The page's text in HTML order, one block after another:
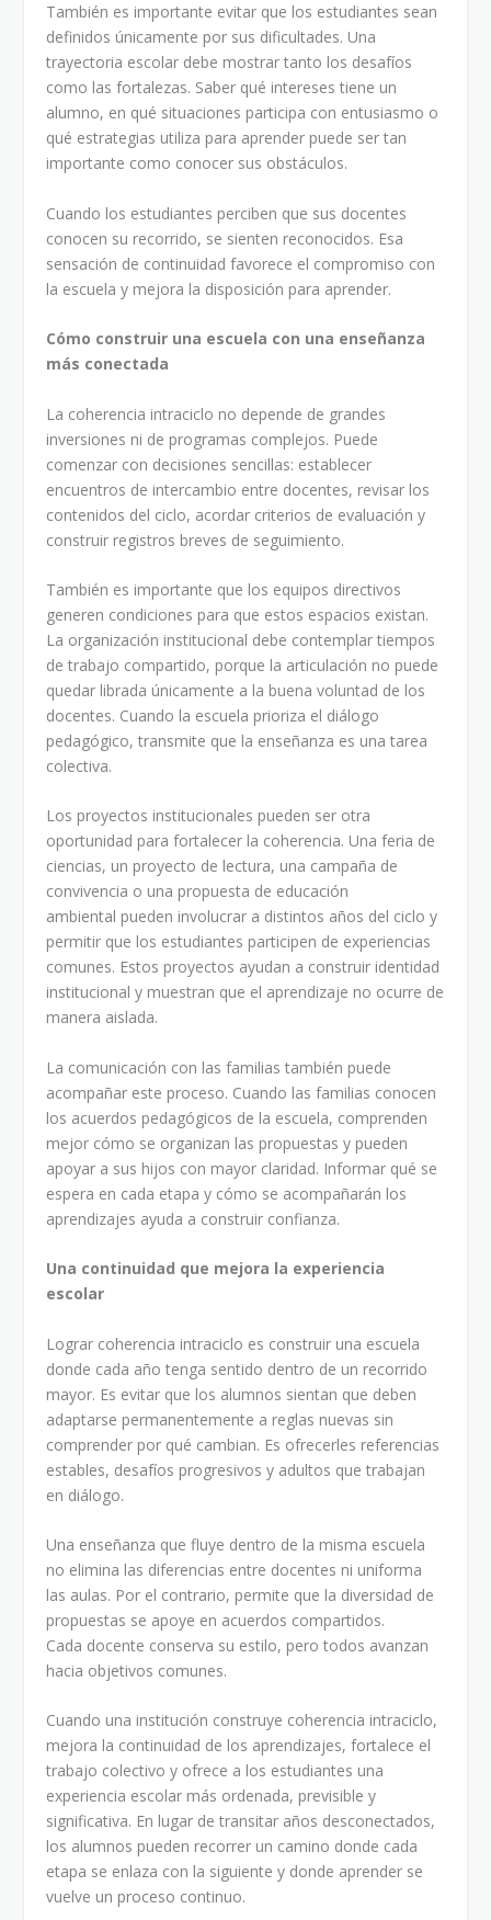
También es importante evitar que los estudiantes sean
definidos únicamente por sus dificultades. Una
trayectoria escolar debe mostrar tanto los desafíos
como las fortalezas. Saber qué intereses tiene un
alumno, en qué situaciones participa con entusiasmo o
qué estrategias utiliza para aprender puede ser tan
importante como conocer sus obstáculos.
Cuando los estudiantes perciben que sus docentes
conocen su recorrido, se sienten reconocidos. Esa
sensación de continuidad favorece el compromiso con
la escuela y mejora la disposición para aprender.
Cómo construir una escuela con una enseñanza
más conectada
La coherencia intraciclo no depende de grandes
inversiones ni de programas complejos. Puede
comenzar con decisiones sencillas: establecer
encuentros de intercambio entre docentes, revisar los
contenidos del ciclo, acordar criterios de evaluación y
construir registros breves de seguimiento.
También es importante que los equipos directivos
generen condiciones para que estos espacios existan.
La organización institucional debe contemplar tiempos
de trabajo compartido, porque la articulación no puede
quedar librada únicamente a la buena voluntad de los
docentes. Cuando la escuela prioriza el diálogo
pedagógico, transmite que la enseñanza es una tarea
colectiva.
Los proyectos institucionales pueden ser otra
oportunidad para fortalecer la coherencia. Una feria de
ciencias, un proyecto de lectura, una campaña de
convivencia o una propuesta de educación
ambiental pueden involucrar a distintos años del ciclo y
permitir que los estudiantes participen de experiencias
comunes. Estos proyectos ayudan a construir identidad
institucional y muestran que el aprendizaje no ocurre de
manera aislada.
La comunicación con las familias también puede
acompañar este proceso. Cuando las familias conocen
los acuerdos pedagógicos de la escuela, comprenden
mejor cómo se organizan las propuestas y pueden
apoyar a sus hijos con mayor claridad. Informar qué se
espera en cada etapa y cómo se acompañarán los
aprendizajes ayuda a construir confianza.
Una continuidad que mejora la experiencia
escolar
Lograr coherencia intraciclo es construir una escuela
donde cada año tenga sentido dentro de un recorrido
mayor. Es evitar que los alumnos sientan que deben
adaptarse permanentemente a reglas nuevas sin
comprender por qué cambian. Es ofrecerles referencias
estables, desafíos progresivos y adultos que trabajan
en diálogo.
Una enseñanza que fluye dentro de la misma escuela
no elimina las diferencias entre docentes ni uniforma
las aulas. Por el contrario, permite que la diversidad de
propuestas se apoye en acuerdos compartidos.
Cada docente conserva su estilo, pero todos avanzan
hacia objetivos comunes.
Cuando una institución construye coherencia intraciclo,
mejora la continuidad de los aprendizajes, fortalece el
trabajo colectivo y ofrece a los estudiantes una
experiencia escolar más ordenada, previsible y
significativa. En lugar de transitar años desconectados,
los alumnos pueden recorrer un camino donde cada
etapa se enlaza con la siguiente y donde aprender se
vuelve un proceso continuo.